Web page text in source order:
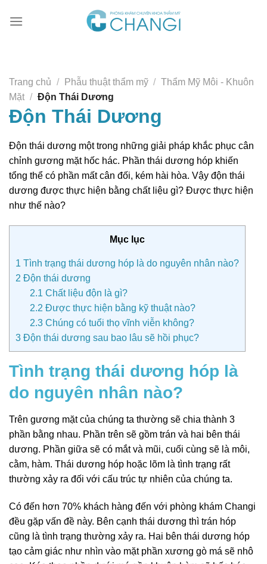
đến
Trang chủ / Phẫu thuật thẩm mỹ / Thẩm Mỹ Môi - Khuôn
Mặt / Độn Thái Dương
Độn Thái Dương
Độn thái dương một trong những giải pháp khắc phục cân
chỉnh gương mặt hốc hác. Phần thái dương hóp khiến
tổng thể có phần mất cân đối, kém hài hòa. Vậy độn thái
dương được thực hiện bằng chất liệu gì? Được thực hiện
như thế nào?
Mục lục
1 Tình trạng thái dương hóp là do nguyên nhân nào?
2 Độn thái dương
2.1 Chất liệu độn là gì?
2.2 Được thực hiện bằng kỹ thuật nào?
2.3 Chúng có tuổi thọ vĩnh viễn không?
3 Độn thái dương sau bao lâu sẽ hồi phục?
Tình trạng thái dương hóp là
do nguyên nhân nào?
Trên gương mặt của chúng ta thường sẽ chia thành 3
phần bằng nhau. Phần trên sẽ gồm trán và hai bên thái
dương. Phần giữa sẽ có mắt và mũi, cuối cùng sẽ là môi,
cằm, hàm. Thái dương hóp hoặc lõm là tình trạng rất
thường xảy ra đối với cấu trúc tự nhiên của chúng ta.
Có đến hơn 70% khách hàng đến với phòng khám Changi
đều gặp vấn đề này. Bên cạnh thái dương thì trán hóp
cũng là tình trạng thường xảy ra. Hai bên thái dương hóp
tạo cảm giác như nhìn vào mặt phần xương gò má sẽ nhô